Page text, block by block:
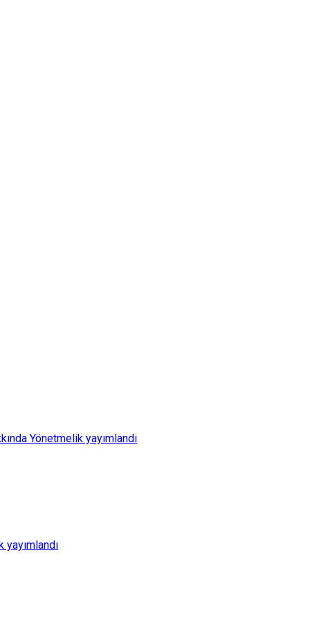
Yönetmelik yayımlandı